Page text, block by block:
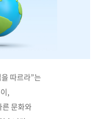
따르라”는
,
른 문화와